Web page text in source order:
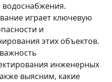
водоснабжения.
играет ключевую
и
этих объектов.
инженерных
выясним, какие